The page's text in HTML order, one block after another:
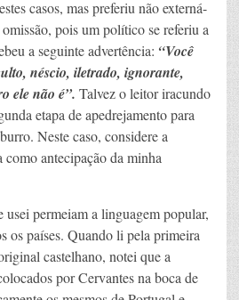
casos, mas preferiu não externá-
pois um político se referiu a
a seguinte advertência: “Você
néscio, iletrado, ignorante,
ele não é”. Talvez o leitor iracundo
etapa de apedrejamento para
Neste caso, considere a
como antecipação da minha
usei permeiam a linguagem popular,
os países. Quando li pela primeira
castelhano, notei que a
por Cervantes na boca de